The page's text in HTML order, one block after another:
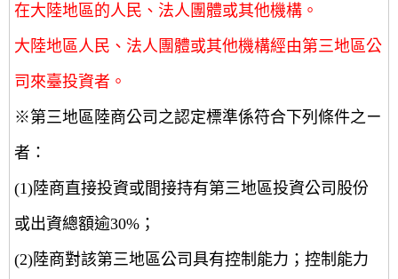
在大陸地區的人民、法人團體或其他機構。
大陸地區人民、法人團體或其他機構經由第三地區公
司來臺投資者。
※第三地區陸商公司之認定標準係符合下列條件之ㄧ
者：
(1)陸商直接投資或間接持有第三地區投資公司股份
或出資總額逾30%；
(2)陸商對該第三地區公司具有控制能力；控制能力